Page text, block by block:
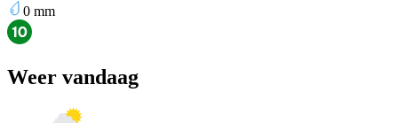
0 mm
Weer vandaag